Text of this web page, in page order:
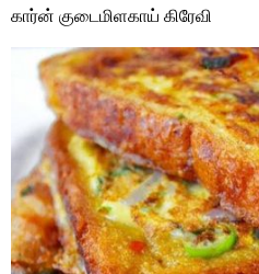
கார்ன் குடைமிளகாய் கிரேவி